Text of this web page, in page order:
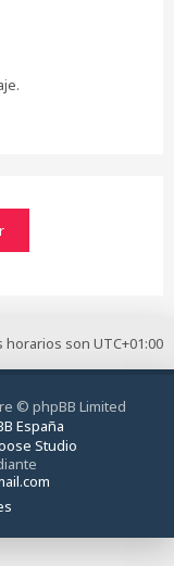
horarios son UTC+01:00
© phpBB Limited
España
Studio